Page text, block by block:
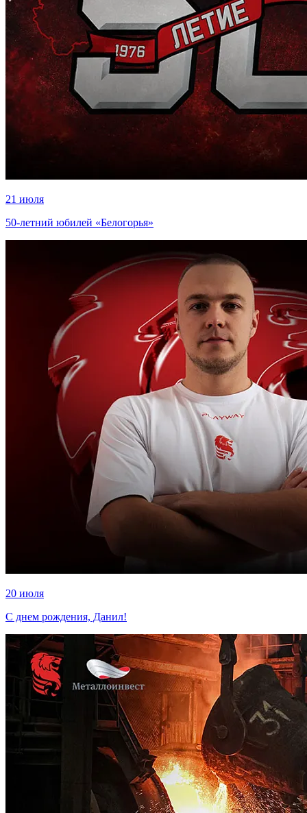
21 июля
50-летний юбилей «Белогорья»
20 июля
С днем рождения, Данил!